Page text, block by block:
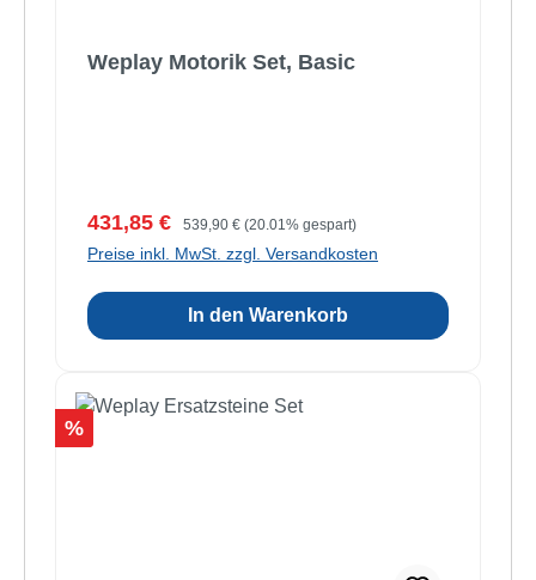
Weplay Motorik Set, Basic
Verkaufspreis:
431,85 € Regulärer Preis:
539,90 € (20.01% gespart)
Preise inkl. MwSt. zzgl. Versandkosten
In den Warenkorb
Rabatt
%